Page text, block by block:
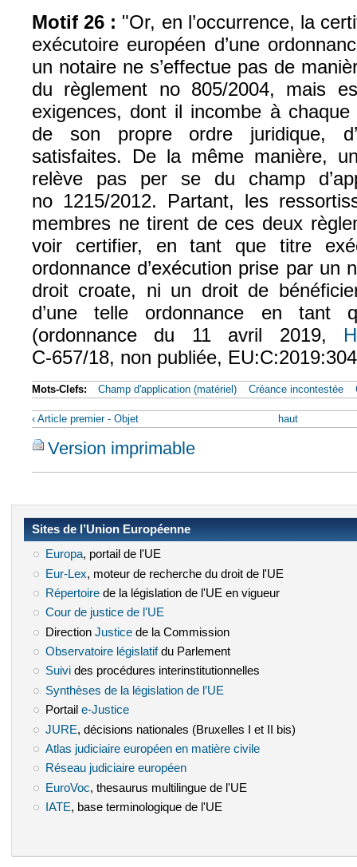
Motif 26 : "Or, en l’occurrence, la
exécutoire européen d’une
un notaire ne s’effectue pas de
du règlement no 805/2004, mais
exigences, dont il incombe à
de son propre ordre juridique,
satisfaites. De la même manière,
relève pas per se du champ
no 1215/2012. Partant, les
membres ne tirent de ces deux
voir certifier, en tant que titre
ordonnance d’exécution prise par un
droit croate, ni un droit de
d’une telle ordonnance en tant
(ordonnance du 11 avril 2019,
C‑657/18, non publiée,
Mots-Clefs: Champ d'application (matériel) Créance incontestée
‹ Article premier - Objet haut
Version imprimable
Sites de l’Union Européenne
Europa(le lien est externe)
, portail de l'UE
Eur-Lex (le lien est externe)
, moteur de recherche du droit de l'UE
Répertoire(le lien est externe)
de la législation de l'UE en vigueur
Cour de justice de l'UE
Direction Justice(le lien est externe)
de la Commission
Observatoire législatif(le lien est externe)
du Parlement
Suivi(le lien est externe)
des procédures interinstitutionnelles
Synthèses de la législation de l’UE
Portail e-Justice(le lien est externe)
JURE (le lien est externe)
, décisions nationales (Bruxelles I et II bis)
Atlas judiciaire européen en matière civile(le lien est externe)
Réseau judiciaire européen(le lien est externe)
EuroVoc (le lien est externe)
, thesaurus multilingue de l'UE
IATE (le lien est externe)
, base terminologique de l'UE